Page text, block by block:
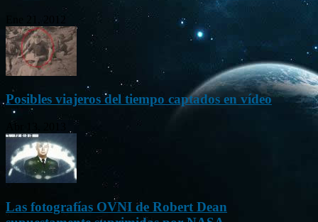
Posibles viajeros del tiempo captados en vídeo
Las fotografías OVNI de Robert Dean